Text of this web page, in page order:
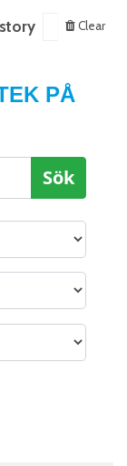
Clear
PÅ
Sök